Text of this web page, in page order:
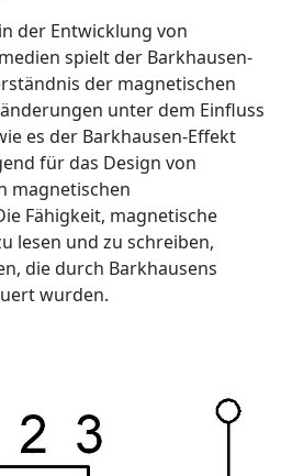
der Entwicklung von
spielt der Barkhausen-
der magnetischen
unter dem Einfluss
es der Barkhausen-Effekt
für das Design von
magnetischen
Fähigkeit, magnetische
lesen und zu schreiben,
die durch Barkhausens
wurden.